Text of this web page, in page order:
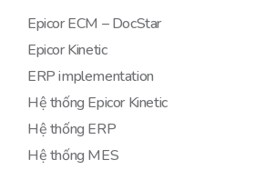
Epicor ECM – DocStar
Epicor Kinetic
ERP implementation
Hệ thống Epicor Kinetic
Hệ thống ERP
Hệ thống MES